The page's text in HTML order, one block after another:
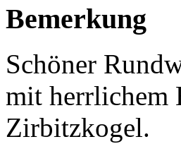
Bemerkung
Schöner
mit herrlichem
Zirbitzkogel.